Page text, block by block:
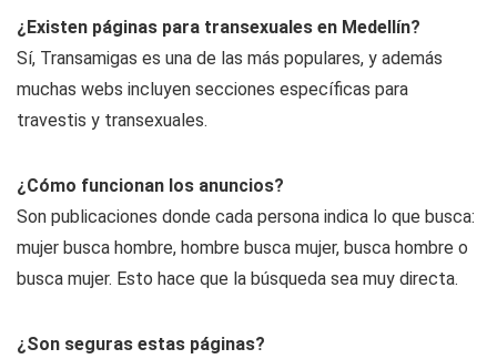
¿Existen páginas para transexuales en Medellín?
Sí, Transamigas es una de las más populares, y además
muchas webs incluyen secciones específicas para
travestis y transexuales.
¿Cómo funcionan los anuncios?
Son publicaciones donde cada persona indica lo que busca:
mujer busca hombre, hombre busca mujer, busca hombre o
busca mujer. Esto hace que la búsqueda sea muy directa.
¿Son seguras estas páginas?